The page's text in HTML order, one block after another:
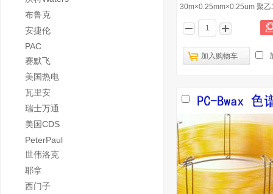
布鲁克
安捷伦
PAC
赛默飞
美国热电
瓦里安
瑞士万通
美国CDS
PeterPaul
世伟洛克
耶拿
西门子
30m×0.25mm×0.25um 聚乙
加入购物车